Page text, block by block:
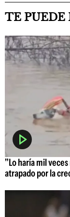
TE PUEDE
"Lo haría mil
atrapado por la